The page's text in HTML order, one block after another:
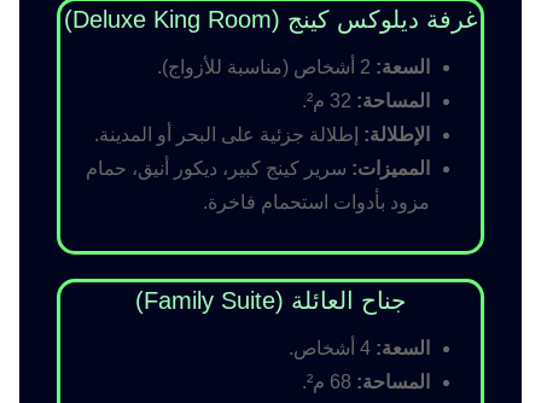
غرفة ديلوكس كينج (Deluxe King Room)
السعة:
المساحة:
الإطلالة: إطلالة جزئية على البحر أو المدينة.
المميزات: سرير كينج كبير، ديكور أنيق، حمام
مزود بأدوات استحمام فاخرة.
جناح العائلة (Family Suite)
السعة:
المساحة: